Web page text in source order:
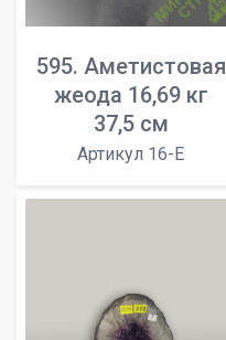
595. Аметистовая
жеода 16,69 кг
37,5 см
Артикул 16-E